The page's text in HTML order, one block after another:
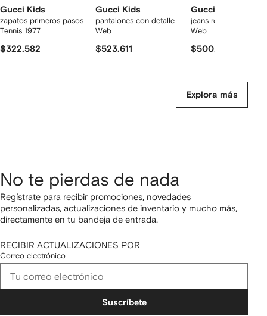
Gucci Kids
zapatos primeros pasos
Tennis 1977
$322.582
Gucci Kids
pantalones con detalle
Web
$523.611
Gucci Kids
jeans rectos con
Web
$500.236
Explora más
No te pierdas de nada
Regístrate para recibir promociones, novedades
personalizadas, actualizaciones de inventario y mucho más,
directamente en tu bandeja de entrada.
RECIBIR ACTUALIZACIONES POR
Correo electrónico
Suscríbete